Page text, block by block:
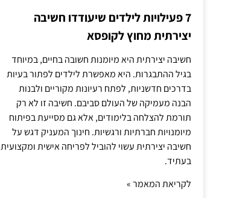
7 פעילויות לילדים שיעודדו חשיבה
יצירתית מחוץ לקופסא
חשיבה יצירתית היא מיומנות חשובה בחיים, במיוחד
בגיל ההתבגרות. היא מאפשרת לילדים לפתור בעיות
בדרכים חדשניות, לפתח רעיונות מקוריים ולבנות
הבנה מעמיקה של העולם סביבם. חשיבה זו לא רק
תורמת להצלחה בלימודים, אלא גם מסייעת בפיתוח
מיומנויות חברתיות ורגשיות. חינוך המעניק דגש על
חשיבה יצירתית עשוי להוביל לפריחה אישית ומקצועית
בעתיד.
לקריאת המאמר »